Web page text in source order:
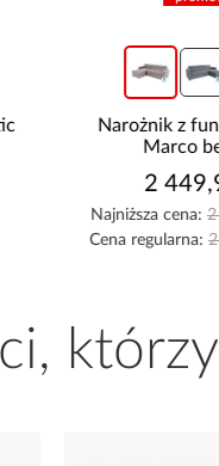
Narożnik z
Marco
2
Najniższa cena: 2
Cena regularna: 2